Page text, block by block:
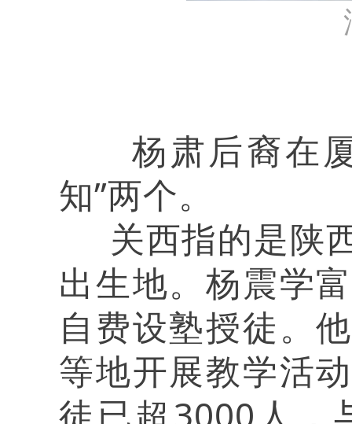
杨肃后裔在厦
知”两个。
关西指的是陕
出生地。杨震学
自费设塾授徒。
等地开展教学活
徒已超3000人，